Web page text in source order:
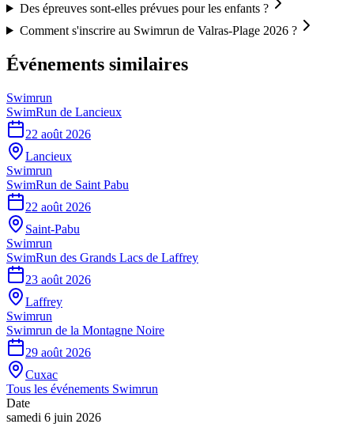
Des épreuves sont-elles prévues pour les enfants ?
Comment s'inscrire au Swimrun de Valras-Plage 2026 ?
Événements similaires
Swimrun
SwimRun de Lancieux
22 août 2026
Lancieux
Swimrun
SwimRun de Saint Pabu
22 août 2026
Saint-Pabu
Swimrun
SwimRun des Grands Lacs de Laffrey
23 août 2026
Laffrey
Swimrun
Swimrun de la Montagne Noire
29 août 2026
Cuxac
Tous les événements Swimrun
Date
samedi 6 juin 2026